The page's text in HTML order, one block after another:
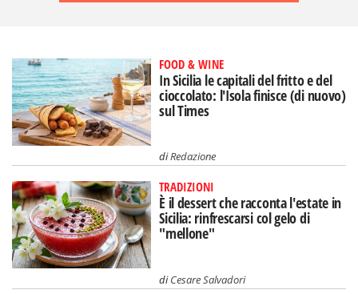
FOOD & WINE
In Sicilia le capitali del fritto e del
cioccolato: l'Isola finisce (di nuovo)
sul Times
diRedazione
TRADIZIONI
È il dessert che racconta l'estate in
Sicilia: rinfrescarsi col gelo di
"mellone"
diCesare Salvadori